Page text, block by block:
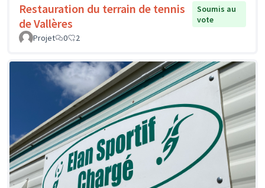
Restauration du terrain de tennis
de Vallères
Soumis au
vote
Projet
0 2